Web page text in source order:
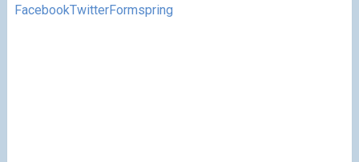
FacebookTwitterFormspring